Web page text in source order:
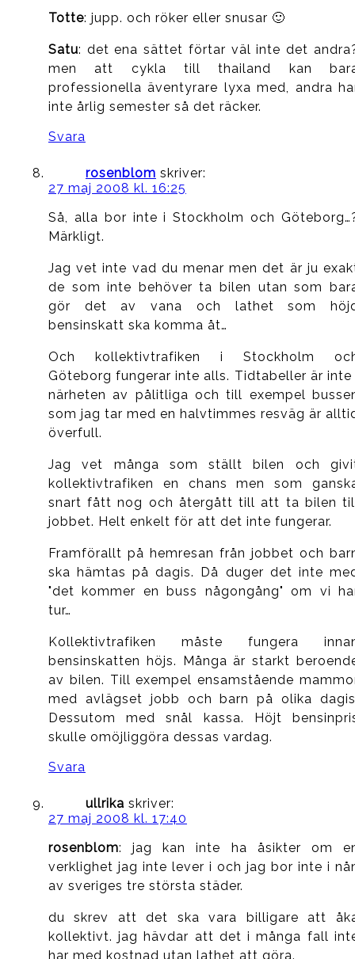
Totte: jupp. och röker eller snusar 🙂
Satu: det ena sättet förtar väl inte det
men att cykla till thailand kan
professionella äventyrare lyxa med, andra
inte årlig semester så det räcker.
Svara
rosenblom skriver:
27 maj 2008 kl. 16:25
Så, alla bor inte i Stockholm och
Märkligt.
Jag vet inte vad du menar men det är ju
de som inte behöver ta bilen utan som
gör det av vana och lathet som
bensinskatt ska komma åt…
Och kollektivtrafiken i Stockholm
Göteborg fungerar inte alls. Tidtabeller är inte
närheten av pålitliga och till exempel
som jag tar med en halvtimmes resväg är
överfull.
Jag vet många som ställt bilen och
kollektivtrafiken en chans men som
snart fått nog och återgått till att ta bilen
jobbet. Helt enkelt för att det inte fungerar.
Framförallt på hemresan från jobbet och
ska hämtas på dagis. Då duger det inte
"det kommer en buss någongång" om vi
tur…
Kollektivtrafiken måste fungera
bensinskatten höjs. Många är starkt
av bilen. Till exempel ensamstående
med avlägset jobb och barn på olika
Dessutom med snål kassa. Höjt
skulle omöjliggöra dessas vardag.
Svara
ullrika skriver:
27 maj 2008 kl. 17:40
rosenblom: jag kan inte ha åsikter om
verklighet jag inte lever i och jag bor inte i
av sveriges tre största städer.
du skrev att det ska vara billigare att
kollektivt. jag hävdar att det i många fall
har med kostnad utan lathet att göra.